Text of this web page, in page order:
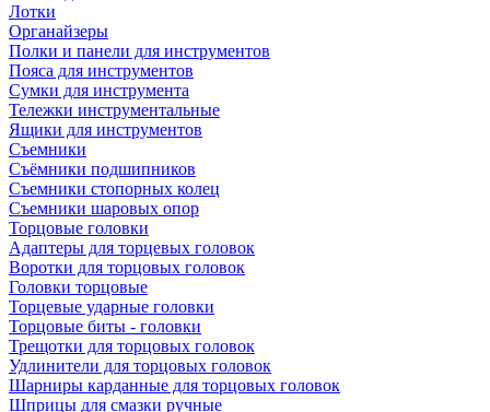
Лотки
Органайзеры
Полки и панели для инструментов
Пояса для инструментов
Сумки для инструмента
Тележки инструментальные
Ящики для инструментов
Съемники
Съёмники подшипников
Съемники стопорных колец
Съемники шаровых опор
Торцовые головки
Адаптеры для торцевых головок
Воротки для торцовых головок
Головки торцовые
Торцевые ударные головки
Торцовые биты - головки
Трещотки для торцовых головок
Удлинители для торцовых головок
Шарниры карданные для торцовых головок
Шприцы для смазки ручные